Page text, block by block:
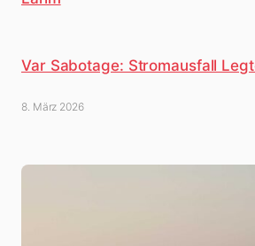
Var Sabotage: Stromausfall
8. März 2026